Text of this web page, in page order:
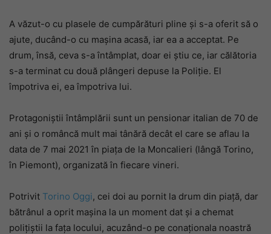
A văzut-o cu plasele de cumpărături pline și s-a oferit să o
ajute, ducând-o cu mașina acasă, iar ea a acceptat. Pe
drum, însă, ceva s-a întâmplat, doar ei știu ce, iar călătoria
s-a terminat cu două plângeri depuse la Poliție. El
împotriva ei, ea împotriva lui.
Protagoniștii întâmplării sunt un pensionar italian de 70 de
ani și o româncă mult mai tânără decât el care se aflau la
data de 7 mai 2021 în piața de la Moncalieri (lângă Torino,
în Piemont), organizată în fiecare vineri.
Potrivit Torino Oggi, cei doi au pornit la drum din piață, dar
bătrânul a oprit mașina la un moment dat și a chemat
polițiștii la fața locului, acuzând-o pe conaționala noastră